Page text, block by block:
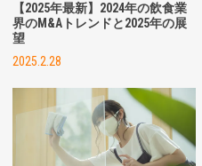
【2025年最新】2024年の飲食業
界のM&Aトレンドと2025年の展
望
2025.2.28